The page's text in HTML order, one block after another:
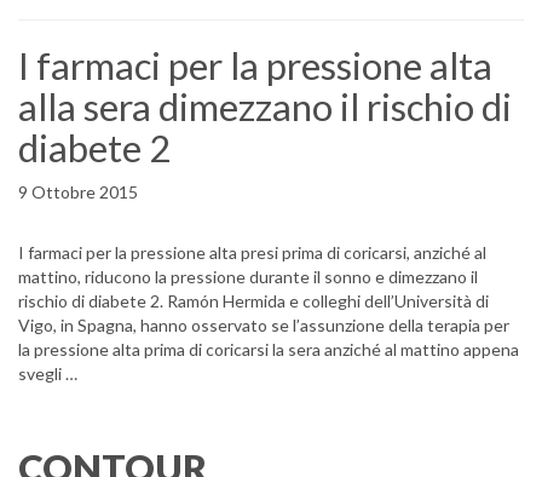
I farmaci per la pressione alta
alla sera dimezzano il rischio di
diabete 2
9 Ottobre 2015
I farmaci per la pressione alta presi prima di coricarsi, anziché al
mattino, riducono la pressione durante il sonno e dimezzano il
rischio di diabete 2. Ramón Hermida e colleghi dell’Università di
Vigo, in Spagna, hanno osservato se l’assunzione della terapia per
la pressione alta prima di coricarsi la sera anziché al mattino appena
svegli …
CONTOUR